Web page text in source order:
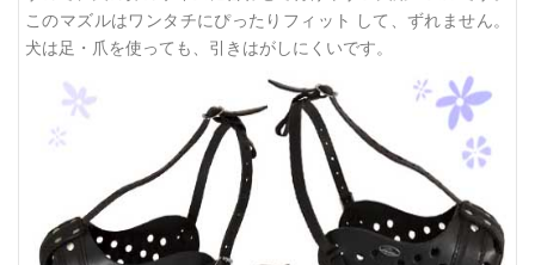
このマズルはワンタチにぴったりフィット して、ずれません。
犬は足・爪を使っても、引きはがしにくいです。